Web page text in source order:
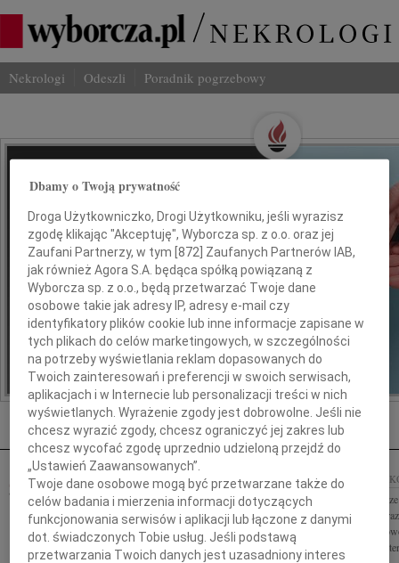
Nekrologi Odeszli Poradnik pogrzebowy
Wspominaj Bliskich
Na Odeszli.pl
Jak ich zapamiętaliśmy? Serwis
odeszli.pl z Grupy Wyborcza, to
możliwość stworzenia unikalnego
wspomnienia. Dziel się nim z rodziną i
przyjaciółmi.
*ogłoszenie
Nekrologi Rzeszów
05.01.2011RZESZÓW
Szanownemu Panu prof. zw. dr. hab. inż. dr. h.c.
Józefowi Giergielowi wyrazy najgłębszego
współczucia z powodu śmierci Żony składają
Dziekan, Rada Wydziału oraz...
30.12.2010
Drogiemu
Najbliższym
współczucia z
Wydawnictwa
Dbamy o Twoją prywatność
Droga Użytkowniczko, Drogi Użytkowniku, jeśli wyrazisz
zgodę klikając "Akceptuję", Wyborcza sp. z o.o. oraz jej
Zaufani Partnerzy, w tym [872 ] Zaufanych Partnerów IAB,
jak również Agora S.A. będąca spółką powiązaną z
Wyborcza sp. z o.o., będą przetwarzać Twoje dane
osobowe takie jak adresy IP, adresy e-mail czy
identyfikatory plików cookie lub inne informacje zapisane w
tych plikach do celów marketingowych, w szczególności
na potrzeby wyświetlania reklam dopasowanych do
Twoich zainteresowań i preferencji w swoich serwisach,
aplikacjach i w Internecie lub personalizacji treści w nich
wyświetlanych. Wyrażenie zgody jest dobrowolne. Jeśli nie
chcesz wyrazić zgody, chcesz ograniczyć jej zakres lub
chcesz wycofać zgodę uprzednio udzieloną przejdź do
„Ustawień Zaawansowanych”.
Twoje dane osobowe mogą być przetwarzane także do
celów badania i mierzenia informacji dotyczących
funkcjonowania serwisów i aplikacji lub łączone z danymi
dot. świadczonych Tobie usług. Jeśli podstawą
przetwarzania Twoich danych jest uzasadniony interes